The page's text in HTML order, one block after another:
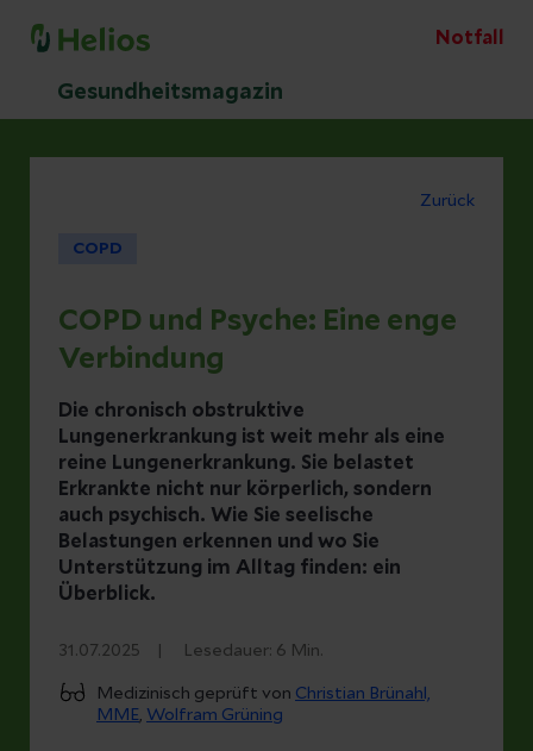
Notfall
Gesundheitsmagazin
Zurück
COPD
COPD und Psyche: Eine enge
Verbindung
Die chronisch obstruktive
Lungenerkrankung ist weit mehr als eine
reine Lungenerkrankung. Sie belastet
Erkrankte nicht nur körperlich, sondern
auch psychisch. Wie Sie seelische
Belastungen erkennen und wo Sie
Unterstützung im Alltag finden: ein
Überblick.
31.07.2025 Lesedauer: 6 Min.
Medizinisch geprüft von Christian Brünahl,
MME, Wolfram Grüning